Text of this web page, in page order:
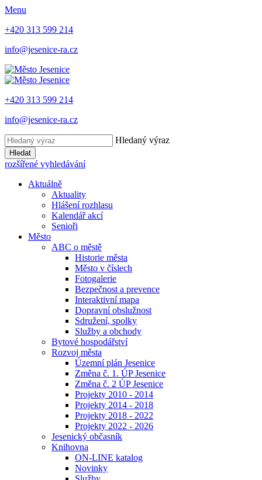
Menu
+420 313 599 214
info@jesenice-ra.cz
+420 313 599 214
info@jesenice-ra.cz
Hledaný výraz
Hledat
rozšířené vyhledávání
Aktuálně
Aktuality
Hlášení rozhlasu
Kalendář akcí
Senioři
Město
ABC o městě
Historie města
Město v číslech
Fotogalerie
Bezpečnost a prevence
Interaktivní mapa
Dopravní obslužnost
Sdružení, spolky
Služby a obchody
Bytové hospodářství
Rozvoj města
Územní plán Jesenice
Změna č. 1. ÚP Jesenice
Změna č. 2 ÚP Jesenice
Projekty 2010 - 2014
Projekty 2014 - 2018
Projekty 2018 - 2022
Projekty 2022 - 2026
Jesenický občasník
Knihovna
ON-LINE katalog
Novinky